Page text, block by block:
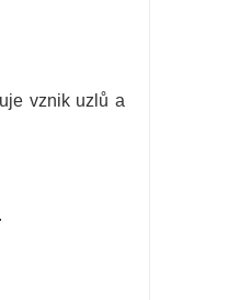
vznik uzlů a
.